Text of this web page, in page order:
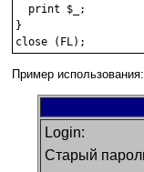
  print $_;
}
Пример использования:
Login:
Старый